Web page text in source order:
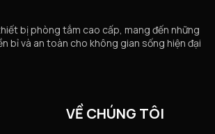
bị phòng tắm cao cấp, mang đến những
bỉ và an toàn cho không gian sống hiện đại
VỀ CHÚNG TÔI